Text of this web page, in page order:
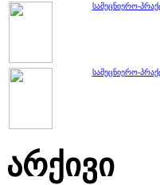
სამეცნიერო-
სამეცნიერო-
არქივი